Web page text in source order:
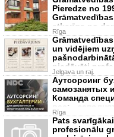
Pieredze no
atkarīga no
Grāmatved
Rīga
un vidējiem
piedāvāti
Jelgava un raj.
Аутсорсинг
самозанятых
Команда
вас: -
Rīga
Pats
profesionālu